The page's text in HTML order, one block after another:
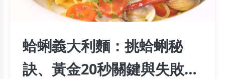
蛤蜊義大利麵：挑蛤蜊秘
訣、黃金20秒關鍵與失敗心